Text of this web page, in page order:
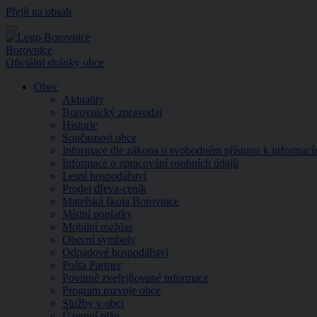
Přejít na obsah
Menu
Borovnice
Oficiální stránky obce
Obec
Aktuality
Borovnický zpravodaj
Historie
Současnost obce
Informace dle zákona o svobodném přístupu k
Informace o zpracování osobních údajů
Lesní hospodářství
Prodej dřeva-ceník
Mateřská škola Borovnice
Místní poplatky
Mobilní rozhlas
Obecní symboly
Odpadové hospodářství
Pošta Partner
Povinně zveřejňované informace
Program rozvoje obce
Služby v obci